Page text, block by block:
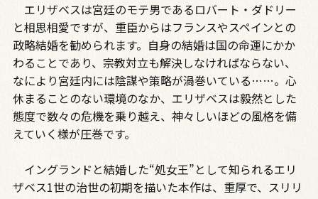
エリザベスは宮廷のモテ男であるロバート・ダドリー
と相思相愛ですが、重臣からはフランスやスペインとの
政略結婚を勧められます。自身の結婚は国の命運にかか
わることであり、宗教対立も解決しなければならない、
なにより宮廷内には陰謀や策略が渦巻いている……。心
休まることのない環境のなか、エリザベスは毅然とした
態度で数々の危機を乗り越え、神々しいほどの風格を備
えていく様が圧巻です。
イングランドと結婚した“処女王”として知られるエリ
ザベス1世の治世の初期を描いた本作は、重厚で、スリリ